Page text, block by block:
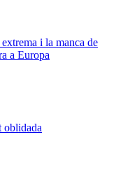
i la manca de
a Europa
oblidada